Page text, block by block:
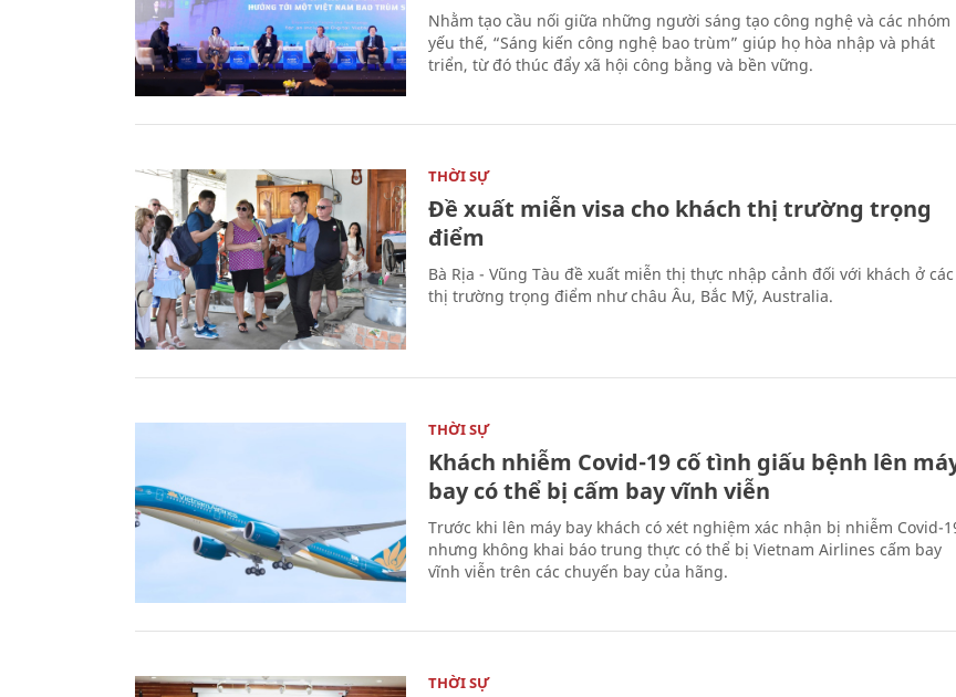
Nhằm tạo cầu nối giữa những người sáng tạo công nghệ và các nhóm
yếu thế, “Sáng kiến công nghệ bao trùm” giúp họ hòa nhập và phát
triển, từ đó thúc đẩy xã hội công bằng và bền vững.
THỜI SỰ
Đề xuất miễn visa cho khách thị trường trọng
điểm
Bà Rịa - Vũng Tàu đề xuất miễn thị thực nhập cảnh đối với khách ở các
thị trường trọng điểm như châu Âu, Bắc Mỹ, Australia.
THỜI SỰ
Khách nhiễm Covid-19 cố tình giấu bệnh lên
bay có thể bị cấm bay vĩnh viễn
Trước khi lên máy bay khách có xét nghiệm xác nhận bị nhiễm Covid-
nhưng không khai báo trung thực có thể bị Vietnam Airlines cấm bay
vĩnh viễn trên các chuyến bay của hãng.
THỜI SỰ